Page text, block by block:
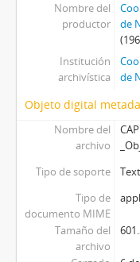
Nombre del
productor
de
Institución
archivística
de
Objeto digital
Nombre del
archivo
Tipo de soporte
Tipo de
documento MIME
Tamaño del
archivo